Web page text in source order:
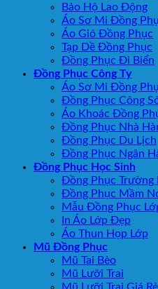
Bảo Hộ Lao Động
Áo Sơ Mi Đồng
Áo Gió Đồng Phục
Tạp Dề Đồng Phục
Đồng Phục Đi Biển
Đồng Phục Công Ty
Áo Sơ Mi Đồng
Đồng Phục Công
Áo Khoác Đồng
Đồng Phục Nhà
Đồng Phục Du Lịch
Đồng Phục Ngân
Đồng Phục Học Sinh
Đồng Phục Trường
Đồng Phục Mầm
Mẫu Đồng Phục
In Áo Lớp Đẹp
Áo Thun Họp Lớp
Mũ Đồng Phục
Mũ Tai Bèo
Mũ Lưỡi Trai